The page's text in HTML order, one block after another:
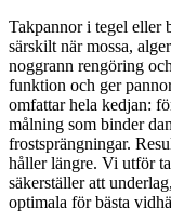
Takpannor i tegel eller
särskilt när mossa,
noggrann rengöring
funktion och ger
omfattar hela kedjan:
målning som binder
frostsprängningar.
håller längre. Vi utför
säkerställer att
optimala för bästa